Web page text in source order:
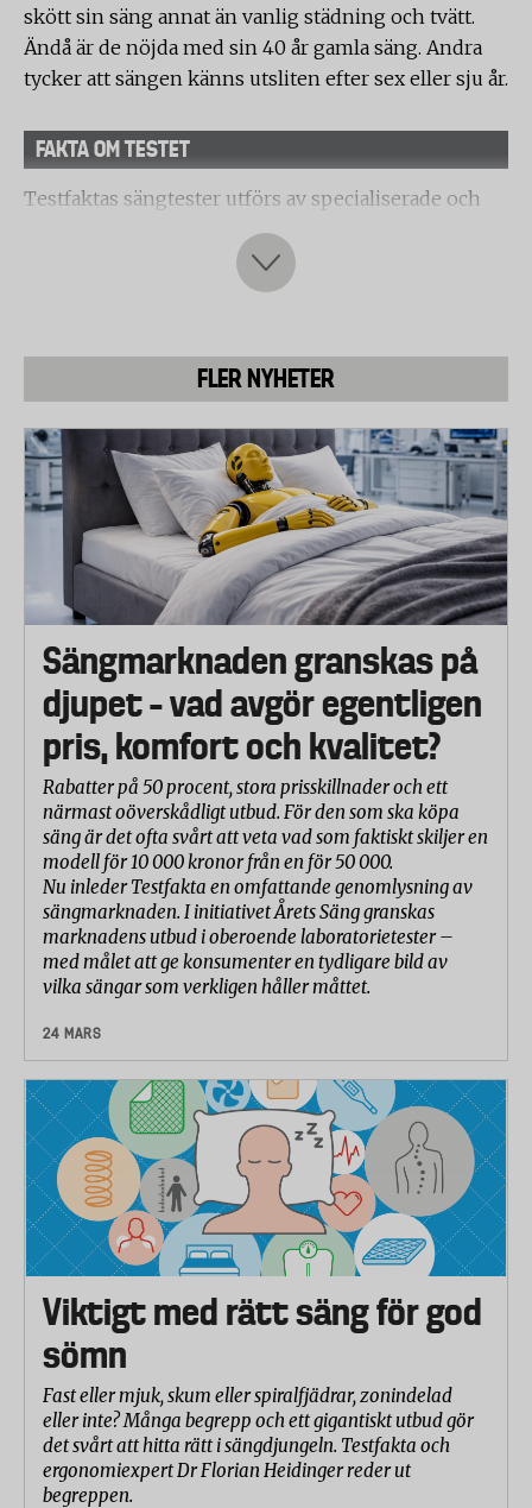
skött sin säng annat än vanlig städning och tvätt.
Ändå är de nöjda med sin 40 år gamla säng. Andra
tycker att sängen känns utsliten efter sex eller sju år.
FAKTA OM TESTET
Testfaktas sängtester utförs av specialiserade och
oberoende laboratorier inom Testfaktas
laboratorienätverk. Testerna utförs av tre olika
laboratorier med olika inriktning och täcker in allt
hälsovådliga kemikalier.
Syftet med testerna är att visa på skillnaderna
mellan marknadens utbud av sängar inom den valda
kategorin (kontinentalsängar under 17 000 kronor).
Läs mer om Testfaktas sängtester
FLER NYHETER
Sängmarknaden granskas på
djupet – vad avgör egentligen
pris, komfort och kvalitet?
Rabatter på 50 procent, stora prisskillnader och ett
närmast oöverskådligt utbud. För den som ska köpa
säng är det ofta svårt att veta vad som faktiskt skiljer en
modell för 10 000 kronor från en för 50 000.
Nu inleder Testfakta en omfattande genomlysning av
sängmarknaden. I initiativet Årets Säng granskas
marknadens utbud i oberoende laboratorietester –
med målet att ge konsumenter en tydligare bild av
vilka sängar som verkligen håller måttet.
24 MARS
Viktigt med rätt säng för god
sömn
Fast eller mjuk, skum eller spiralfjädrar, zonindelad
eller inte? Många begrepp och ett gigantiskt utbud gör
det svårt att hitta rätt i sängdjungeln. Testfakta och
ergonomiexpert Dr Florian Heidinger reder ut
begreppen.